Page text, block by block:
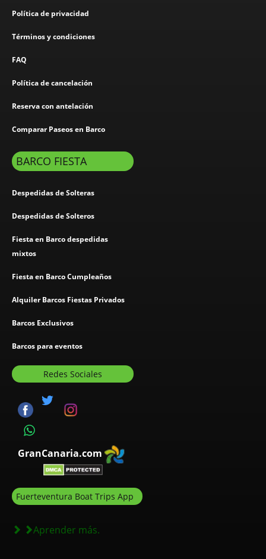
Política de privacidad
Términos y condiciones
FAQ
Política de cancelación
Reserva con antelación
Comparar Paseos en Barco
BARCO FIESTA
Despedidas de Solteras
Despedidas de Solteros
Fiesta en Barco despedidas
mixtos
Fiesta en Barco Cumpleaños
Alquiler Barcos Fiestas Privados
Barcos Exclusivos
Barcos para eventos
Redes Sociales
GranCanaria.com
Fuerteventura Boat Trips App
Aprender más.